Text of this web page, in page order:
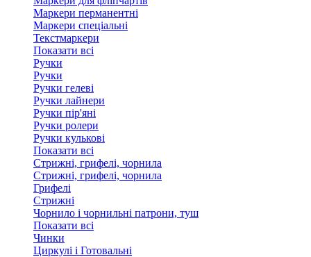
Маркери перманентні
Маркери спеціальні
Текстмаркери
Показати всі
Ручки
Ручки
Ручки гелеві
Ручки лайнери
Ручки пір'яні
Ручки ролери
Ручки кулькові
Показати всі
Стрижні, грифелі, чорнила
Стрижні, грифелі, чорнила
Грифелі
Стрижні
Чорнило і чорнильні патрони, туш
Показати всі
Чинки
Циркулі і Готовальні